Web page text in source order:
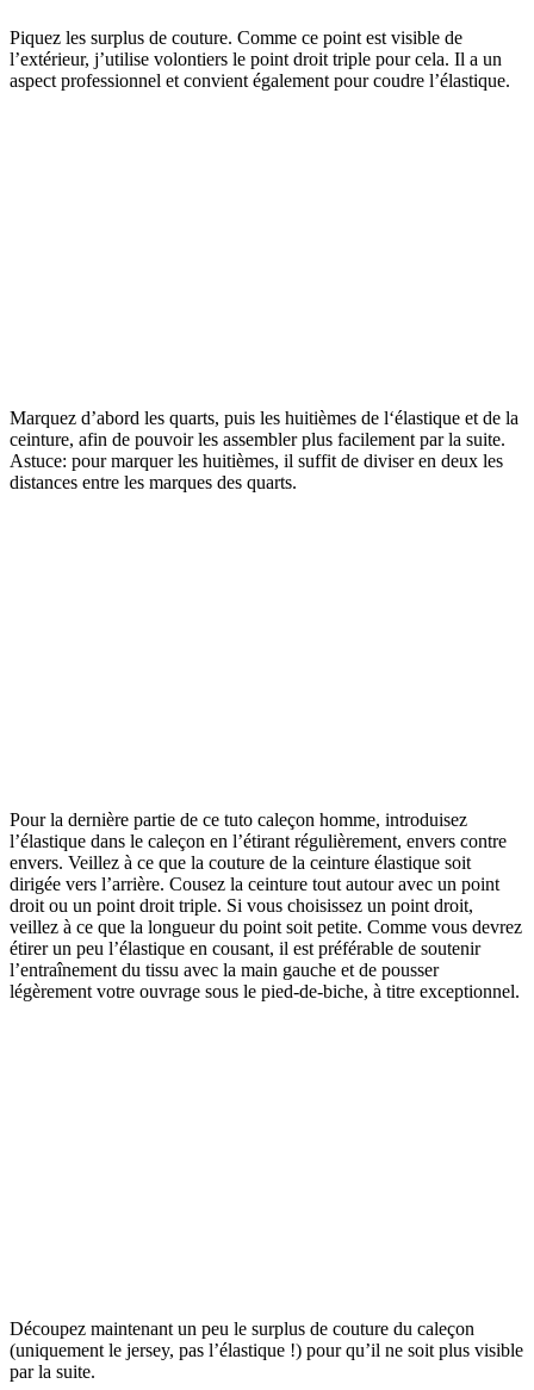
Piquez les surplus de couture. Comme ce point est visible de
l’extérieur, j’utilise volontiers le point droit triple pour cela. Il a un
aspect professionnel et convient également pour coudre l’élastique.
Marquez d’abord les quarts, puis les huitièmes de l‘élastique et de la
ceinture, afin de pouvoir les assembler plus facilement par la suite.
Astuce: pour marquer les huitièmes, il suffit de diviser en deux les
distances entre les marques des quarts.
Pour la dernière partie de ce tuto caleçon homme, introduisez
l’élastique dans le caleçon en l’étirant régulièrement, envers contre
envers. Veillez à ce que la couture de la ceinture élastique soit
dirigée vers l’arrière. Cousez la ceinture tout autour avec un point
droit ou un point droit triple. Si vous choisissez un point droit,
veillez à ce que la longueur du point soit petite. Comme vous devrez
étirer un peu l’élastique en cousant, il est préférable de soutenir
l’entraînement du tissu avec la main gauche et de pousser
légèrement votre ouvrage sous le pied-de-biche, à titre exceptionnel.
Découpez maintenant un peu le surplus de couture du caleçon
(uniquement le jersey, pas l’élastique !) pour qu’il ne soit plus visible
par la suite.